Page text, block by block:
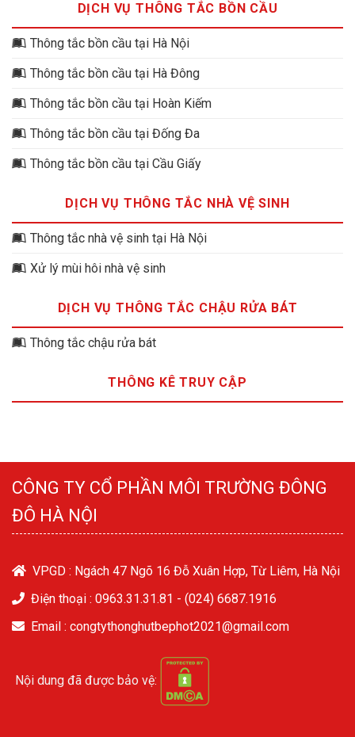
DỊCH VỤ THÔNG TẮC BỒN CẦU
Thông tắc bồn cầu tại Hà Nội
Thông tắc bồn cầu tại Hà Đông
Thông tắc bồn cầu tại Hoàn Kiếm
Thông tắc bồn cầu tại Đống Đa
Thông tắc bồn cầu tại Cầu Giấy
DỊCH VỤ THÔNG TẮC NHÀ VỆ SINH
Thông tắc nhà vệ sinh tại Hà Nội
Xử lý mùi hôi nhà vệ sinh
DỊCH VỤ THÔNG TẮC CHẬU RỬA BÁT
Thông tắc chậu rửa bát
THÔNG KÊ TRUY CẬP
CÔNG TY CỔ PHẦN MÔI TRƯỜNG ĐÔNG
ĐÔ HÀ NỘI
VPGD : Ngách 47 Ngõ 16 Đỗ Xuân Hợp, Từ Liêm, Hà Nội
Điện thoại : 0963.31.31.81 - (024) 6687.1916
Email : congtythonghutbephot2021@gmail.com
Nội dung đã được bảo vệ: